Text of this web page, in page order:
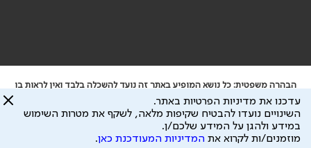
הבהרה משפטית: כל נושא המופיע באתר זה נועד להשכלה בלבד ואין לראות בו
ייעוץ רפואי או משפטי. אין הר"י אחראית לתוכן המתפרסם באתר זה ולכל נזק
שעלול להיגרם.
ידוע לי שהר"י אוספת ושומרת מידע אישי לצורך מתן השרות וכי חלק ממנו עשוי
להיות מועבר לצדדים שלישיים, הכל בכפוף למדיניות הפרטיות
עדכנו את מדיניות הפרטיות באתר.
השינויים נועדו להבטיח שקיפות מלאה, לשקף את מטרות השימוש
במידע ולהגן על המידע שלכם/ן.
מוזמנים/ות לקרוא את המדיניות המעודכנת כאן.